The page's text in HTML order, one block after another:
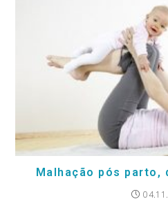
Malhação pós parto,